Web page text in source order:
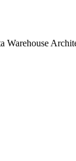
Warehouse